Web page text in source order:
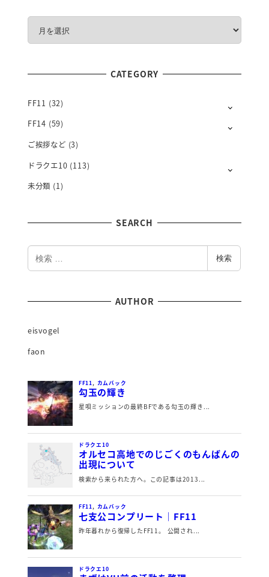
H
Y
CATEGORY
FF11 (32)
FF14 (59)
ご挨拶など (3)
ドラクエ10 (113)
未分類 (1)
SEARCH
検
検索
AUTHOR
eisvogel
faon